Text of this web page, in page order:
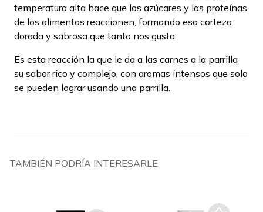
temperatura alta hace que los azúcares y las proteínas
de los alimentos reaccionen, formando esa corteza
dorada y sabrosa que tanto nos gusta.
Es esta reacción la que le da a las carnes a la parrilla
su sabor rico y complejo, con aromas intensos que solo
se pueden lograr usando una parrilla.
TAMBIÉN PODRÍA INTERESARLE